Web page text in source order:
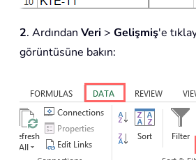
2. Ardından Veri > Gelişmiş'e
görüntüsüne bakın: